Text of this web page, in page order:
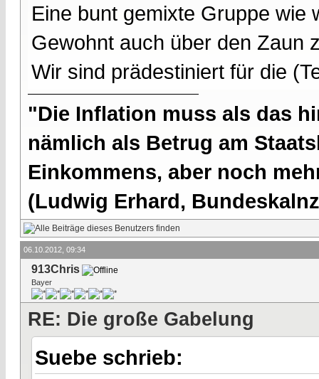
Eine bunt gemixte Gruppe wie
Gewohnt auch über den Zaun
Wir sind prädestiniert für die
"Die Inflation muss als das
nämlich als Betrug am
Einkommens, aber noch
(Ludwig Erhard,
06.10.2012, 09:34
913Chris
Bayer
RE: Die große Gabelung
Suebe schrieb: